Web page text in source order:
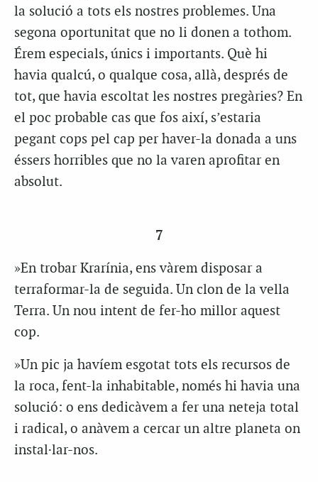
la solució a tots els nostres problemes. Una
segona oportunitat que no li donen a tothom.
Érem especials, únics i importants. Què hi
havia qualcú, o qualque cosa, allà, després de
tot, que havia escoltat les nostres pregàries? En
el poc probable cas que fos així, s’estaria
pegant cops pel cap per haver-la donada a uns
éssers horribles que no la varen aprofitar en
absolut.
7
»En trobar Krarínia, ens vàrem disposar a
terraformar-la de seguida. Un clon de la vella
Terra. Un nou intent de fer-ho millor aquest
cop.
»Un pic ja havíem esgotat tots els recursos de
la roca, fent-la inhabitable, només hi havia una
solució: o ens dedicàvem a fer una neteja total
i radical, o anàvem a cercar un altre planeta on
instal·lar-nos.